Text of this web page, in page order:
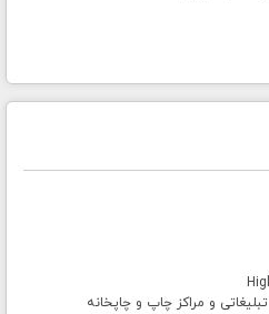
و مراکز چاپ و چاپخانه